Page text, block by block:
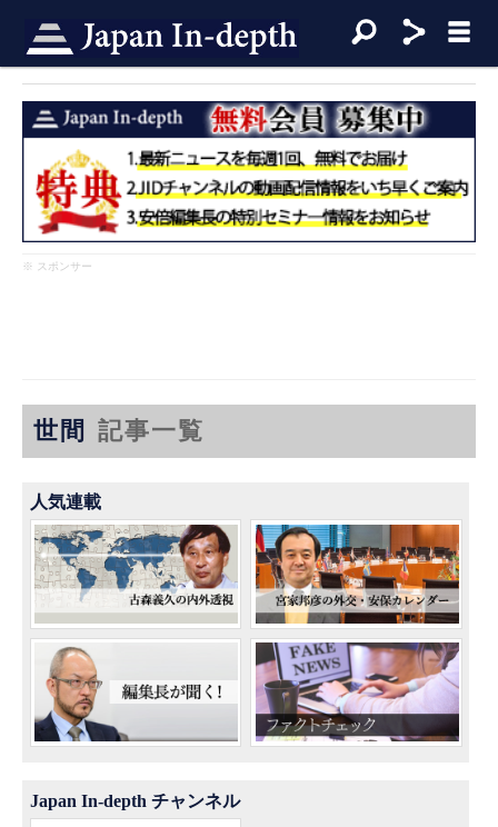
※ スポンサー
世間 記事一覧
人気連載
Japan In-depth チャンネル